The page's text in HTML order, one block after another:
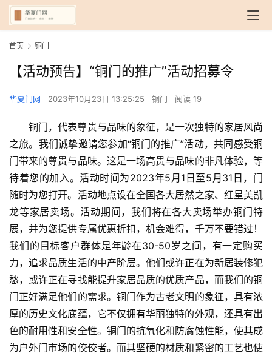
首页 铜门
【活动预告】“铜门的推广”活动招募令
华夏门网 2023年10月23日 13:25:25 铜门 阅读 19
铜门，代表尊贵与品味的象征，是一次独特的家居风尚
之旅。我们诚挚邀请您参加“铜门的推广”活动，共同感受铜
门带来的尊贵与品味。这是一场高贵与品味的非凡体验，等
待着您的加入。活动时间为2023年5月1日至5月31日，门
随时为您打开。活动地点设在全国各大居然之家、红星美凯
龙等家居卖场。活动期间，我们将在各大卖场举办铜门特
展，并为您提供专属优惠折扣，机会难得，千万不要错过！
我们的目标客户群体是年龄在30-50岁之间，有一定购买
力，追求品质生活的中产阶层。他们或许正在为新居装修犯
愁，或许正在寻找能提升家居品质的优质产品，而我们的铜
门正好满足他们的需求。铜门作为古老文明的象征，具有浓
厚的历史文化底蕴，它不仅拥有华丽独特的外观，还具有出
色的耐用性和安全性。铜门的抗氧化和防腐蚀性能，使其成
为户外门市场的佼佼者。而其坚硬的材质和紧密的工艺也使